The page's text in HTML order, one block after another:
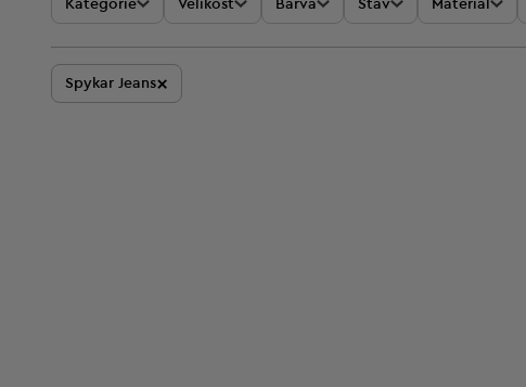
Kategorie Velikost Barva Stav Materiál
Spykar Jeans×